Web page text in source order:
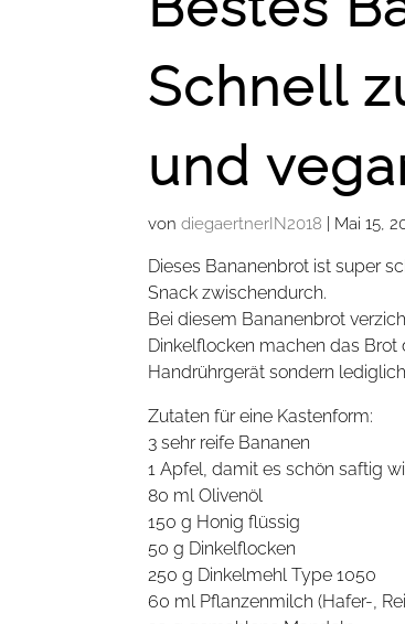
Schnell
und
vondiegaertnerIN2018 Mai 15,
Dieses Bananenbrot ist super
Snack zwischendurch.
Bei diesem Bananenbrot
Dinkelflocken machen das
Handrührgerät sondern
Zutaten für eine Kastenform:
3 sehr reife Bananen
1 Apfel, damit es schön saftig
80 ml Olivenöl
150 g Honig flüssig
50 g Dinkelflocken
250 g Dinkelmehl Type 1050
60 ml Pflanzenmilch (Hafer-,